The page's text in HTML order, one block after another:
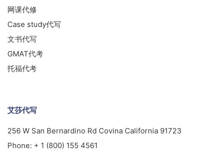
网课代修
Case study代写
文书代写
GMAT代考
托福代考
艾莎代写
256 W San Bernardino Rd Covina California 91723
Phone: + 1 (800) 155 4561